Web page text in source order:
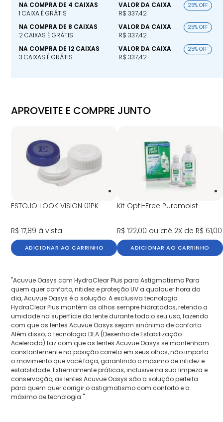
NA COMPRA DE 4 CAIXAS
1 CAIXA É GRÁTIS
VALOR DA CAIXA
R$ 337,42
25% OFF
NA COMPRA DE 8 CAIXAS
2 CAIXAS É GRÁTIS
VALOR DA CAIXA
R$ 337,42
25% OFF
NA COMPRA DE 12 CAIXAS
3 CAIXAS É GRÁTIS
VALOR DA CAIXA
R$ 337,42
25% OFF
APROVEITE E COMPRE JUNTO
ESTOJO LOOK VISION 01PK
R$ 17,89 à vista
ADICIONAR AO CARRINHO
Kit Opti-Free Puremoist
R$ 122,00 ou até 2X de R$ 61,00
ADICIONAR AO CARRINHO
"Acuvue Oasys com HydraClear Plus para Astigmatismo Para
quem quer conforto, nitidez e proteção UV a qualquer hora do
dia, Acuvue Oasys é a solução. A exclusiva tecnologia
HydraClear Plus mantém os olhos sempre hidratados, retendo a
umidade na superfície da lente durante todo o seu uso, fazendo
com que as lentes Acuvue Oasys sejam sinônimo de conforto.
Além disso, a tecnologia DEA (Desenho de Estabilização
Acelerada) faz com que as lentes Acuvue Oasys se mantenham
constantemente na posição correta em seus olhos, não importa
o movimento que você faça, garantindo o máximo de nitidez e
estabilidade. Extremamente práticas, inclusive na sua limpeza e
conservação, as lentes Acuvue Oasys são a solução perfeita
para quem quer corrigir o astigmatismo com conforto e o
máximo de tecnologia."